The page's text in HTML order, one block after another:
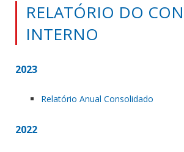
RELATÓRIO DO
INTERNO
2023
Relatório Anual Consolidado
2022